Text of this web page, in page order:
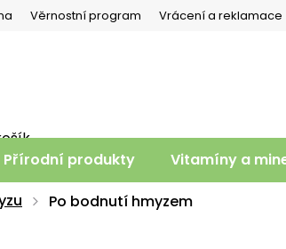
Věrnostní program Vrácení a reklamace
Přírodní produkty Vitamíny a
Po bodnutí hmyzem